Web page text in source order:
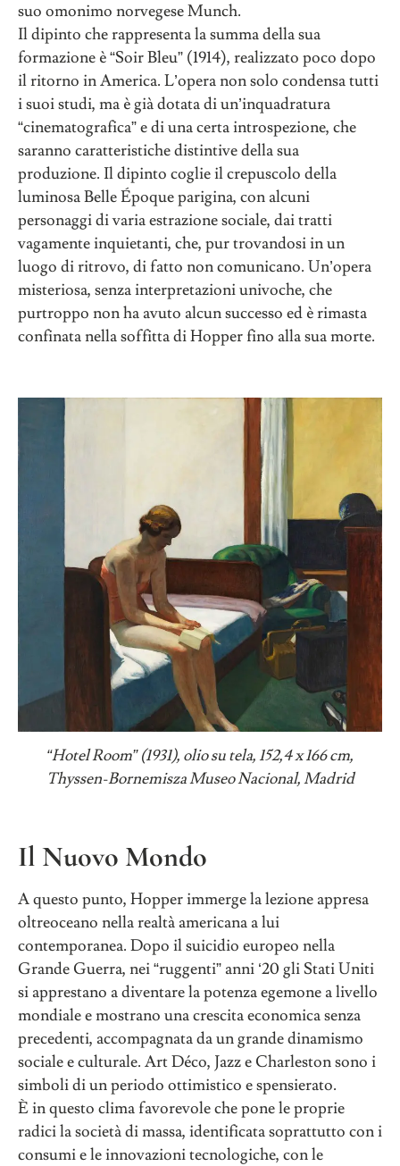
suo omonimo norvegese Munch.
Il dipinto che rappresenta la summa della sua
formazione è “Soir Bleu” (1914), realizzato poco dopo
il ritorno in America. L’opera non solo condensa tutti
i suoi studi, ma è già dotata di un’inquadratura
“cinematografica” e di una certa introspezione, che
saranno caratteristiche distintive della sua
produzione. Il dipinto coglie il crepuscolo della
luminosa Belle Époque parigina, con alcuni
personaggi di varia estrazione sociale, dai tratti
vagamente inquietanti, che, pur trovandosi in un
luogo di ritrovo, di fatto non comunicano. Un’opera
misteriosa, senza interpretazioni univoche, che
purtroppo non ha avuto alcun successo ed è rimasta
confinata nella soffitta di Hopper fino alla sua morte.
“Hotel Room”(1931), olio su tela, 152,4 x 166 cm,
Thyssen-Bornemisza Museo Nacional, Madrid
Il Nuovo Mondo
A questo punto, Hopper immerge la lezione appresa
oltreoceano nella realtà americana a lui
contemporanea. Dopo il suicidio europeo nella
Grande Guerra, nei “ruggenti” anni ‘20 gli Stati Uniti
si apprestano a diventare la potenza egemone a livello
mondiale e mostrano una crescita economica senza
precedenti, accompagnata da un grande dinamismo
sociale e culturale. Art Déco, Jazz e Charleston sono i
simboli di un periodo ottimistico e spensierato.
È in questo clima favorevole che pone le proprie
radici la società di massa, identificata soprattutto con i
consumi e le innovazioni tecnologiche, con le